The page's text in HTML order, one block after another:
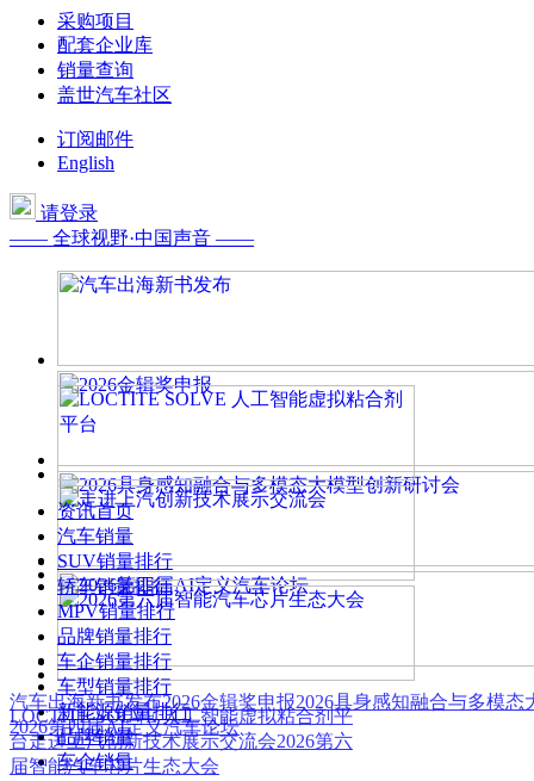
采购项目
配套企业库
销量查询
盖世汽车社区
订阅邮件
English
请登录
—— 全球视野·中国声音 ——
汽车出海新书发布2026金辑奖申报2026具身感知融合与多模态
2026第四届AI定义汽车论坛
LOCTITE SOLVE 人工智能虚拟粘合剂平
台走进上汽创新技术展示交流会2026第六
届智能汽车芯片生态大会
资讯首页
汽车销量
SUV销量排行
轿车销量排行
MPV销量排行
品牌销量排行
车企销量排行
车型销量排行
新能源销量排行
品牌销量
车企销量